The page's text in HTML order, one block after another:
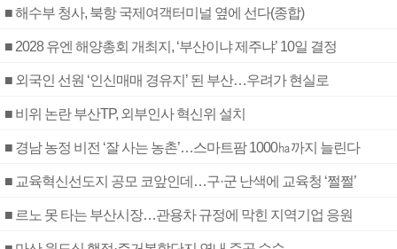
■ 해수부 청사, 북항 국제여객터미널 옆에 선다(종합)
■ 2028 유엔 해양총회 개최지, ‘부산이냐 제주냐’ 10일 결정
■ 외국인 선원 ‘인신매매 경유지’ 된 부산…우려가 현실로
■ 비위 논란 부산TP, 외부인사 혁신위 설치
■ 경남 농정 비전 ‘잘 사는 농촌’…스마트팜 1000㏊까지 늘린다
■ 교육혁신선도지 공모 코앞인데…구·군 난색에 교육청 ‘쩔쩔’
■ 르노 못 타는 부산시장…관용차 규정에 막힌 지역기업 응원